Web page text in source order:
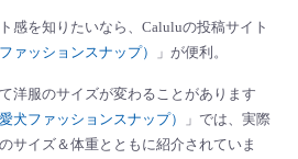
感を知りたいなら、Caluluの投稿サイト
ァッションスナップ） 」が便利。
洋服のサイズが変わることがあります
犬ファッションスナップ）
」では、実際
サイズ＆体重とともに紹介されていま